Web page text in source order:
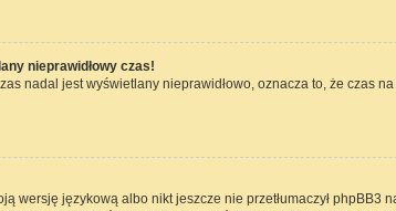
nieprawidłowy czas!
nadal jest wyświetlany nieprawidłowo, oznacza to, że czas
wersję językową albo nikt jeszcze nie przetłumaczył